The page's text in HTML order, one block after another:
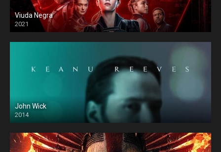
Viuda Negra
2021
John Wick
2014